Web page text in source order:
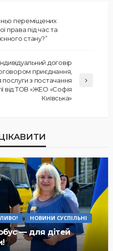
переміщених
права під час та
стану?”
договір
приєднання,
з постачання
від ТОВ «ЖЕО «Софія
Київська»
НОВИНИ СУСПІЛЬНІ
— для дітей